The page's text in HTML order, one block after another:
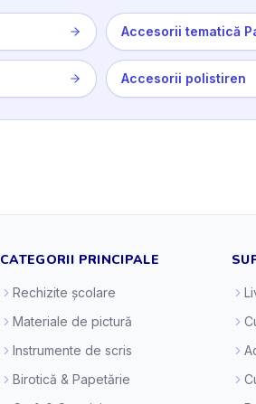
Accesorii tematică
Accesorii polistiren
CATEGORII PRINCIPALE
Rechizite școlare
Materiale de pictură
Instrumente de scris
Birotică & Papetărie